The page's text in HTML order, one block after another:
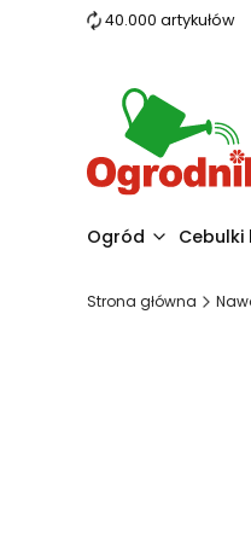
40.000 artykułów
Ogród Cebulki
Strona główna